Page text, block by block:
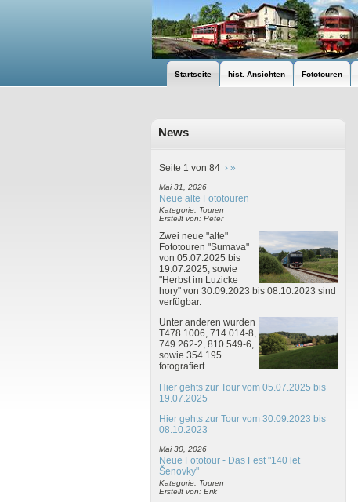
Startseite hist. Ansichten Fototouren
News
Seite 1 von 84 › »
Mai 31, 2026
Neue alte Fototouren
Kategorie: Touren
Erstellt von: Peter
Zwei neue "alte"
Fototouren "Sumava"
von 05.07.2025 bis
19.07.2025, sowie
"Herbst im Luzicke
hory" von 30.09.2023 bis 08.10.2023 sind
verfügbar.
Unter anderen wurden
T478.1006, 714 014-8,
749 262-2, 810 549-6,
sowie 354 195
fotografiert.
Hier gehts zur Tour vom 05.07.2025 bis
19.07.2025
Hier gehts zur Tour vom 30.09.2023 bis
08.10.2023
Mai 30, 2026
Neue Fototour - Das Fest "140 let
Šenovky"
Kategorie: Touren
Erstellt von: Erik